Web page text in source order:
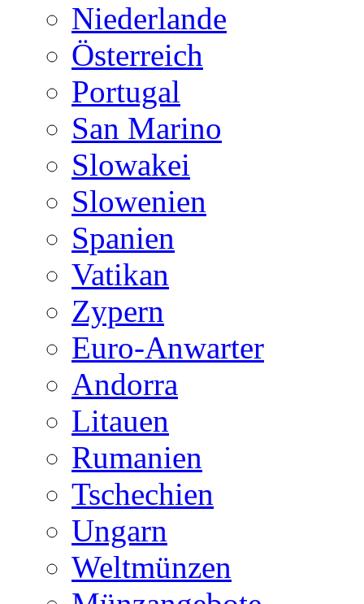
Niederlande
Österreich
Portugal
San Marino
Slowakei
Slowenien
Spanien
Vatikan
Zypern
Euro-Anwarter
Andorra
Litauen
Rumanien
Tschechien
Ungarn
Weltmünzen